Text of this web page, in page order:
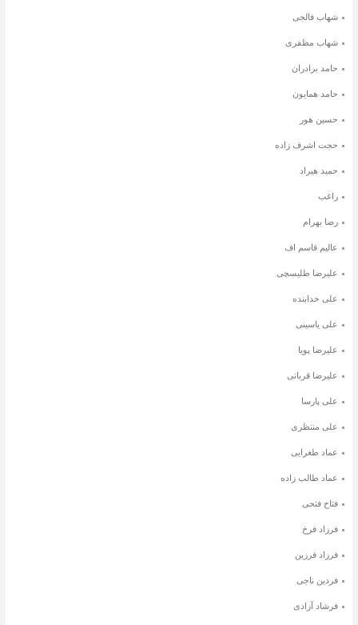
شهاب فالجی
شهاب مظفری
حامد برادران
حامد همایون
حسین هور
حجت اشرف زاده
حمید هیراد
راغب
رضا بهرام
عالیم قاسم اف
علیرضا طلیسچی
علی خدابنده
علی یاسینی
علیرضا پویا
علیرضا قربانی
علی پارسا
علی منتظری
عماد طغرایی
عماد طالب زاده
فتاح فتحی
فرزاد فرخ
فرزاد فرزین
فردین ناجی
فرشاد آزادی